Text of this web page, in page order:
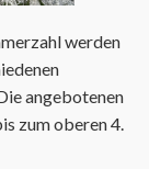
werden
angebotenen
zum oberen 4.